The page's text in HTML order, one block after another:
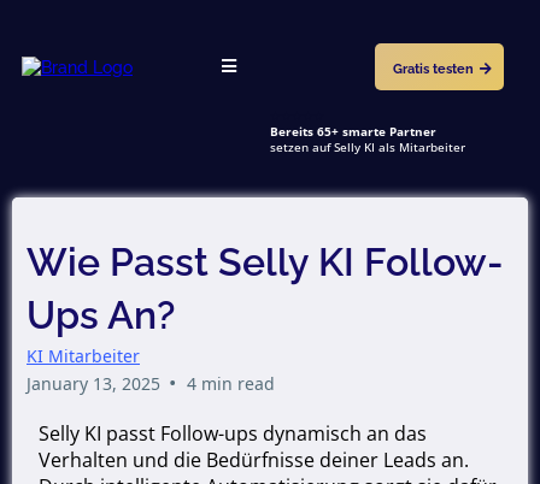
Gratis testen
Bereits 65+ smarte Partner
setzen auf Selly KI als Mitarbeiter
Wie Passt Selly KI Follow-
Ups An?
KI Mitarbeiter
January 13, 2025 • 4 min read
Selly KI passt Follow-ups dynamisch an das
Verhalten und die Bedürfnisse deiner Leads an.